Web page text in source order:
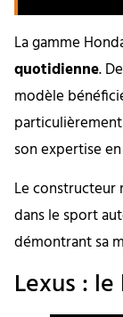
La gamme
quotidienne.
modèle
son expertise en
Le constructeur
dans le sport
démontrant sa
Lexus :